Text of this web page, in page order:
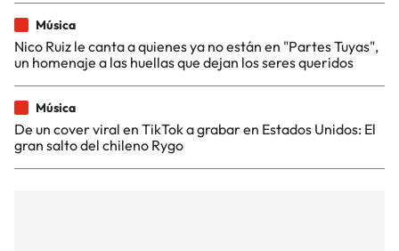
Música
Nico Ruiz le canta a quienes ya no están en "Partes Tuyas",
un homenaje a las huellas que dejan los seres queridos
Música
De un cover viral en TikTok a grabar en Estados Unidos: El
gran salto del chileno Rygo